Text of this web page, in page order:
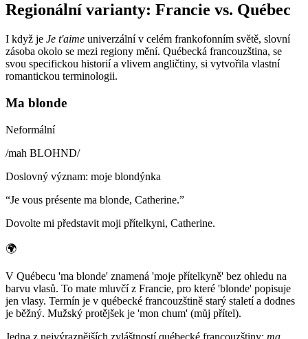
Regionální varianty: Francie vs. Québec
I když je Je t'aime univerzální v celém frankofonním světě, slovní
zásoba okolo se mezi regiony mění. Québecká francouzština, se
svou specifickou historií a vlivem angličtiny, si vytvořila vlastní
romantickou terminologii.
Ma blonde
Neformální
/mah BLOHND/
Doslovný význam: moje blondýnka
“Je vous présente ma blonde, Catherine.”
Dovolte mi představit moji přítelkyni, Catherine.
🌍
V Québecu 'ma blonde' znamená 'moje přítelkyně' bez ohledu na
barvu vlasů. To mate mluvčí z Francie, pro které 'blonde' popisuje
jen vlasy. Termín je v québecké francouzštině starý staletí a dodnes
je běžný. Mužský protějšek je 'mon chum' (můj přítel).
Jedna z nejvýraznějších zvláštností québecké francouzštiny: ma